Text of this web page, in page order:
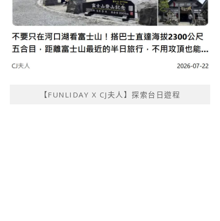
【FUNLIDAY X CJ夫人】探索台日遊程